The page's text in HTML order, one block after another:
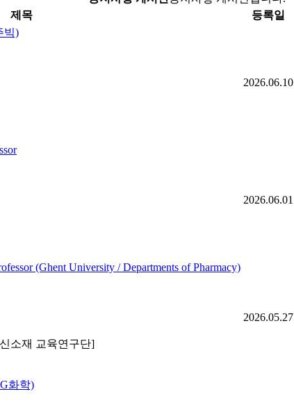
제목 등록일
빅)
2026.06.10
2026.06.01
(Ghent University / Departments of Pharmacy)
소재 교육연구단]
2026.05.27
화학)